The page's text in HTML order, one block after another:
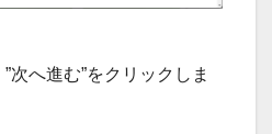
次へ進む”をクリックしま